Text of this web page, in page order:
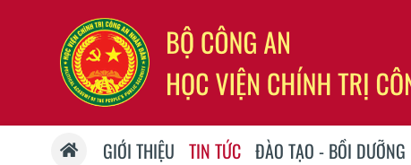
GIỚI THIỆU TIN TỨC ĐÀO TẠO - BỒI DƯỠNG